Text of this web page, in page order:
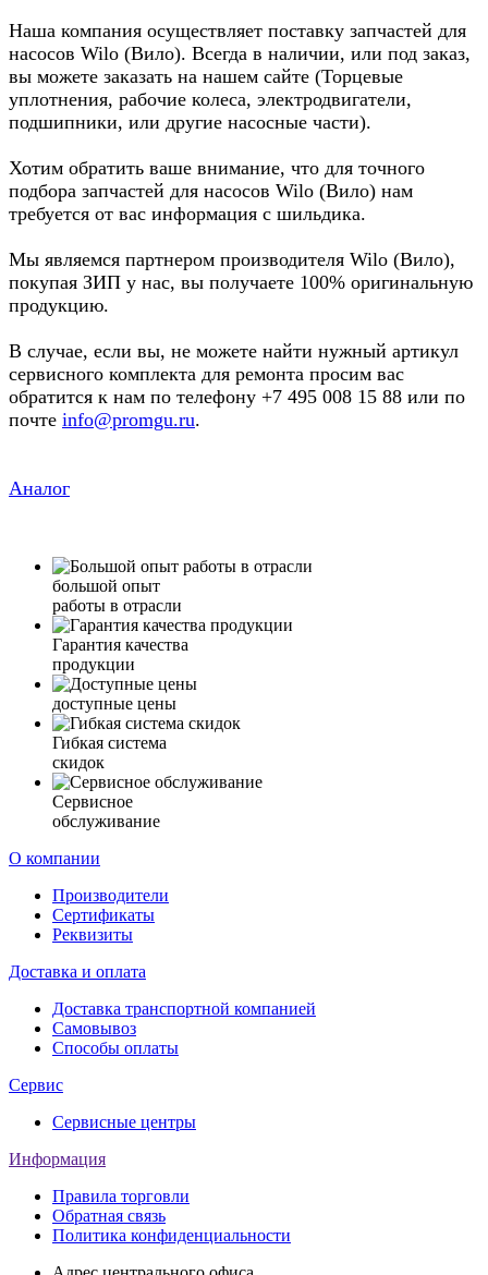
Наша компания осуществляет поставку запчастей для
насосов Wilo (Вило). Всегда в наличии, или под заказ,
вы можете заказать на нашем сайте (Торцевые
уплотнения, рабочие колеса, электродвигатели,
подшипники, или другие насосные части).
Хотим обратить ваше внимание, что для точного
подбора запчастей для насосов Wilo (Вило) нам
требуется от вас информация с шильдика.
Мы являемся партнером производителя Wilo (Вило),
покупая ЗИП у нас, вы получаете 100% оригинальную
продукцию.
В случае, если вы, не можете найти нужный артикул
сервисного комплекта для ремонта просим вас
обратится к нам по телефону +7 495 008 15 88 или по
почте info@promgu.ru.
Аналог
большой опыт
работы в отрасли
Гарантия качества
продукции
доступные цены
Гибкая система
скидок
Сервисное
обслуживание
О компании
Производители
Сертификаты
Реквизиты
Доставка и оплата
Доставка транспортной компанией
Самовывоз
Способы оплаты
Сервис
Сервисные центры
Информация
Правила торговли
Обратная связь
Политика конфиденциальности